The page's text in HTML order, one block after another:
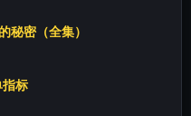
秘密（全集）
标